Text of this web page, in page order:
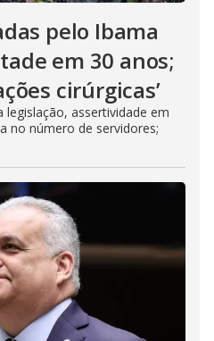
pelo Ibama
em 30 anos;
cirúrgicas’
assertividade em
no número de servidores;